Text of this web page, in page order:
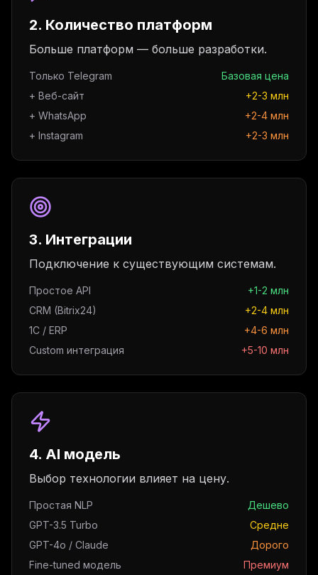
2. Количество платформ
Больше платформ — больше разработки.
Только Telegram
Базовая цена
+ Веб-сайт
+2-3 млн
+ WhatsApp
+2-4 млн
+ Instagram
+2-3 млн
3. Интеграции
Подключение к существующим системам.
Простое API
+1-2 млн
CRM (Bitrix24)
+2-4 млн
1C / ERP
+4-6 млн
Custom интеграция
+5-10 млн
4. AI модель
Выбор технологии влияет на цену.
Простая NLP
Дешево
GPT-3.5 Turbo
Средне
GPT-4o / Claude
Дорого
Fine-tuned модель
Премиум